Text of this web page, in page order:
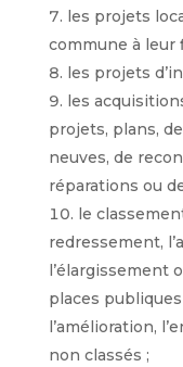
les projets
commune à leur
les projets
les
projets, plans,
neuves, de
réparations ou
le
redressement,
l’élargissement
places
l’amélioration,
non classés ;